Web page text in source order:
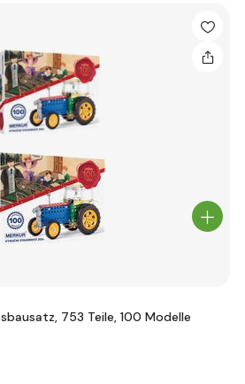
753 Teile, 100 Modelle